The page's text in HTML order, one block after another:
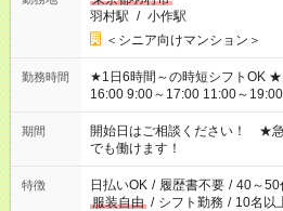
羽村駅 / 小作駅
＜シニア向けマンション＞
勤務時間
★1日6時間～の時短シフトOK ★スタート時間選べます！ 7:00～
16:00 9:00～17:00 11:00～19:00 など 残
場合、他のお仕事と合わせ週40
ん ※法令に基づき、週20時間以
となります ※労働者派遣法（日
短時間・短期間の就業はご案内
期間
開始日はご相談ください！ ★
でも働けます！
特徴 日払いOK / 履歴書不要 / 40～50
服装自由 / シフト勤務 / 10名以